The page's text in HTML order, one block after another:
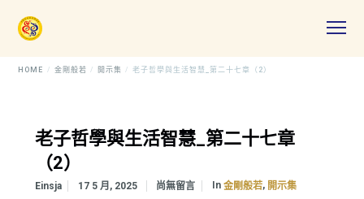
HOME 金剛般若 開示集 老子哲學與生活智慧_第二十七章（2）
老子哲學與生活智慧_第二十七章
（2）
Einsja 17 5 月, 2025 尚無留言 In 金剛般若, 開示集